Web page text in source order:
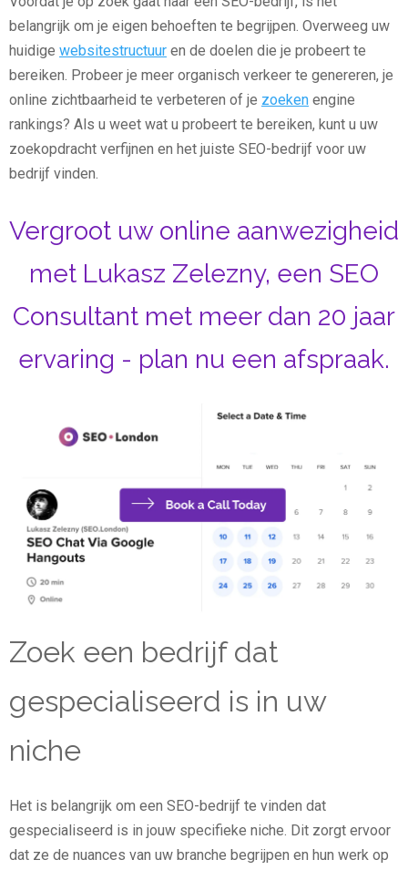
belangrijk om je eigen behoeften te begrijpen. Overweeg uw
huidige websitestructuur en de doelen die je probeert te
bereiken. Probeer je meer organisch verkeer te genereren, je
online zichtbaarheid te verbeteren of je zoeken engine
rankings? Als u weet wat u probeert te bereiken, kunt u uw
zoekopdracht verfijnen en het juiste SEO-bedrijf voor uw
bedrijf vinden.
Vergroot uw online aanwezigheid
met Lukasz Zelezny, een SEO
Consultant met meer dan 20 jaar
ervaring - plan nu een afspraak.
Zoek een bedrijf dat
gespecialiseerd is in uw
niche
Het is belangrijk om een SEO-bedrijf te vinden dat
gespecialiseerd is in jouw specifieke niche. Dit zorgt ervoor
dat ze de nuances van uw branche begrijpen en hun werk op